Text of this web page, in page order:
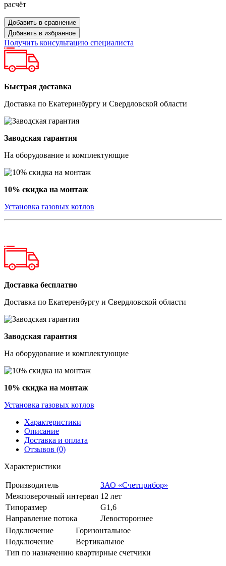
расчёт
Добавить в сравнение
Добавить в избранное
Получить консультацию специалиста
Быстрая доставка
Доставка по Екатеринбургу и Свердловской области
Заводская гарантия
На оборудование и комплектующие
10% скидка на монтаж
Установка газовых котлов
Доставка бесплатно
Доставка по Екатеренбургу и Свердловской области
Заводская гарантия
На оборудование и комплектующие
10% скидка на монтаж
Установка газовых котлов
Характеристики
Описание
Доставка и оплата
Отзывов (0)
Характеристики
Производитель
ЗАО «Счетприбор»
Межповерочный интервал 12 лет
Типоразмер
G1,6
Направление потока
Левостороннее
Подключение
Горизонтальное
Подключение
Вертикальное
Тип по назначению квартирные счетчики